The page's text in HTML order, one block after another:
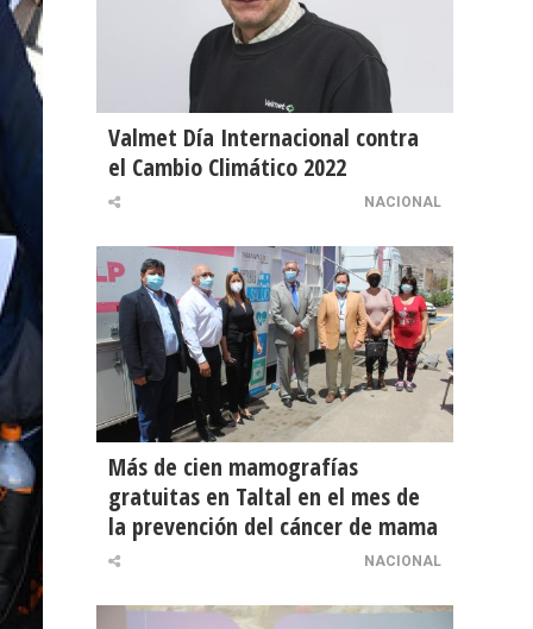
Valmet Día Internacional contra
el Cambio Climático 2022
NACIONAL
Más de cien mamografías
gratuitas en Taltal en el mes de
la prevención del cáncer de mama
NACIONAL